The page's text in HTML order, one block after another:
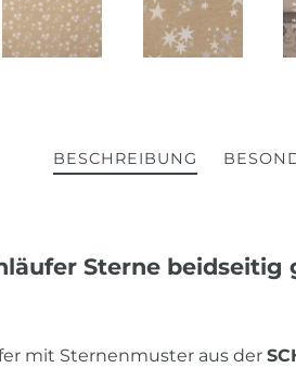
BESCHREIBUNG
Sterne
mit Sternenmuster aus der